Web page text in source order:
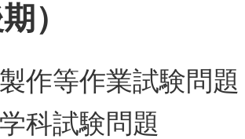
）
製作等作業試験問題
学科試験問題